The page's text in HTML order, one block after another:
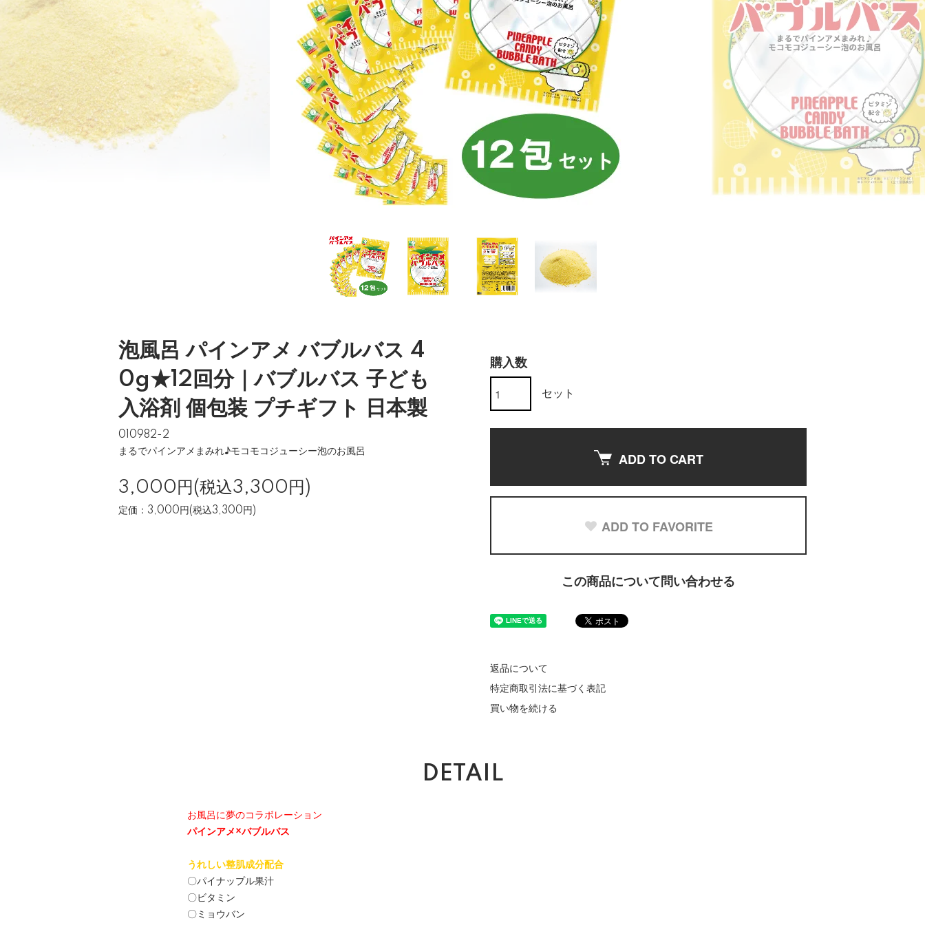
泡風呂 パインアメ バブルバス 4
0g★12回分｜バブルバス 子ども
入浴剤 個包装 プチギフト 日本製
010982-2
まるでパインアメまみれ♪モコモコジューシー泡のお風呂
3,000円(税込3,300円)
定価：3,000円(税込3,300円)
購入数
セット
ADD TO CART
ADD TO FAVORITE
この商品について問い合わせる
返品について
特定商取引法に基づく表記
買い物を続ける
DETAIL
お風呂に夢のコラボレーション
パインアメ×バブルバス
うれしい整肌成分配合
〇パイナップル果汁
〇ビタミン
〇ミョウバン